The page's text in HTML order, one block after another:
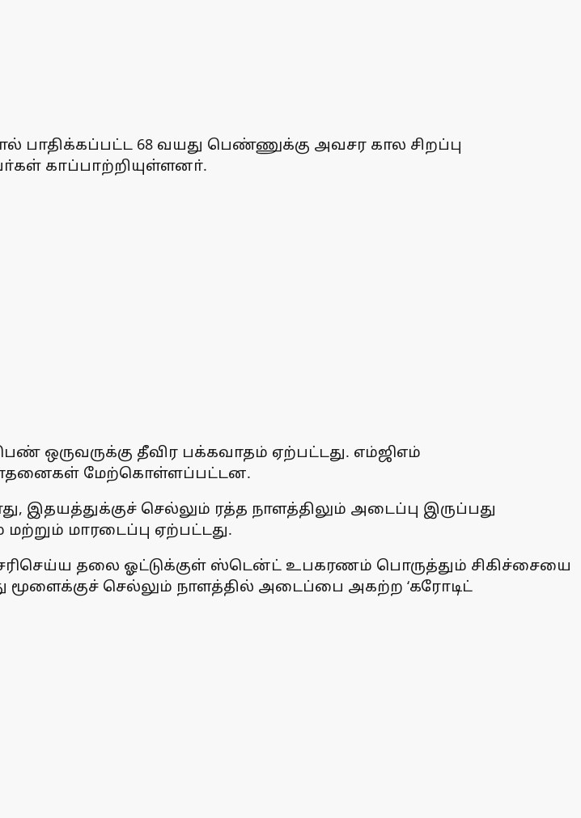
68 வயது பெண்ணுக்கு அவசர கால சிறப்பு
காப்பாற்றியுள்ளனா்.
ஒருவருக்கு தீவிர பக்கவாதம் ஏற்பட்டது. எம்ஜிஎம்
மேற்கொள்ளப்பட்டன.
இதயத்துக்குச் செல்லும் ரத்த நாளத்திலும் அடைப்பு இருப்பது
மாரடைப்பு ஏற்பட்டது.
தலை ஓட்டுக்குள் ஸ்டென்ட் உபகரணம் பொருத்தும் சிகிச்சையை
செல்லும் நாளத்தில் அடைப்பை அகற்ற ‘கரோடிட்